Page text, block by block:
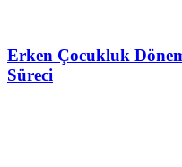
Erken Çocukluk
Süreci